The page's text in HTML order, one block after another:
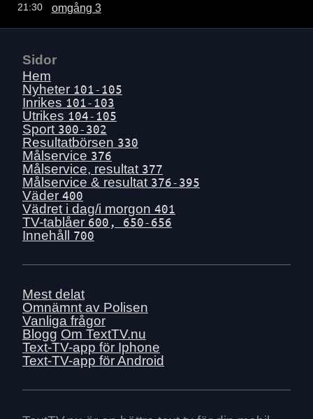
21:30 omgång 3
Sidor
Hem
Nyheter 101-105
Inrikes 101-103
Utrikes 104-105
Sport 300-302
Resultatbörsen 330
Målservice 376
Målservice, resultat 377
Målservice & resultat 376-395
Väder 400
Vädret i dag/i morgon 401
TV-tablåer 600, 650-656
Innehåll 700
Mest delat
Omnämnt av Polisen
Vanliga frågor
Blogg Om TextTV.nu
Text-TV-app för Iphone
Text-TV-app för Android